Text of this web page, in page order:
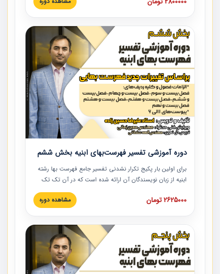
نکات کلیدی مربوط به اسناد و مدارک پیمان، اولویت بندی اسناد
پیمان به همراه تجربیات عملی در این خصوص ارائه شده است.
دوره آموزشی تفسیر فهرست‌بهای ابنیه بخش ششم
برای اولین بار پکیج تکرار نشدنی تفسیر جامع فهرست بها رشته
ابنیه از زبان نویسندگان آن ارائه شده است که در آن تک تک
ردیف ها و مطالب فهرست بها تفسیر و ارائه شده است. این
دوره به صورت کامل تصویری بوده و به همراه تصاویر عملیات
دوره با کلام مهندس علیرضاحسین‌زاده مدیر پروژه مهندسی
مشاور در امر بازنگری فهرست بها رشته ابنیه ارائه شده و به تمام
همکارانی که در حوزه صنعت ساخت در حال فعالیت هستند حتما
توصیه می کنیم از مطالب این دوره استفاده نمایند.
2625000 تومان مشاهده دوره